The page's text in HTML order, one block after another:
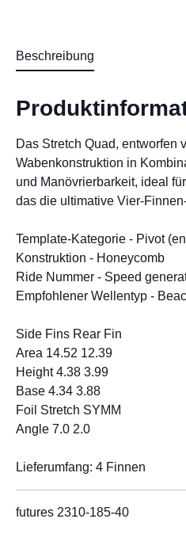
Beschreibung
Das Stretch Quad, entworfen
Wabenkonstruktion in
und Manövrierbarkeit, ideal
das die ultimative Vier-
Template-Kategorie - Pivot
Konstruktion - Honeycomb
Ride Nummer - Speed
Empfohlener Wellentyp -
Side Fins Rear Fin
Area 14.52 12.39
Height 4.38 3.99
Base 4.34 3.88
Foil Stretch SYMM
Angle 7.0 2.0
Lieferumfang: 4 Finnen
futures 2310-185-40